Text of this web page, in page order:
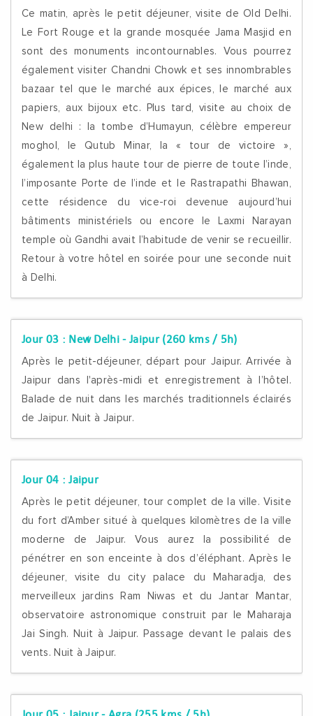
Ce matin, après le petit déjeuner, visite de Old Delhi.
Le Fort Rouge et la grande mosquée Jama Masjid en
sont des monuments incontournables. Vous pourrez
également visiter Chandni Chowk et ses innombrables
bazaar tel que le marché aux épices, le marché aux
papiers, aux bijoux etc. Plus tard, visite au choix de
New delhi : la tombe d’Humayun, célèbre empereur
moghol, le Qutub Minar, la « tour de victoire »,
également la plus haute tour de pierre de toute l’inde,
l’imposante Porte de l’inde et le Rastrapathi Bhawan,
cette résidence du vice-roi devenue aujourd’hui
bâtiments ministériels ou encore le Laxmi Narayan
temple où Gandhi avait l’habitude de venir se recueillir.
Retour à votre hôtel en soirée pour une seconde nuit
à Delhi.
Jour 03 : New Delhi - Jaipur (260 kms / 5h)
Après le petit-déjeuner, départ pour Jaipur. Arrivée à
Jaipur dans l'après-midi et enregistrement à l’hôtel.
Balade de nuit dans les marchés traditionnels éclairés
de Jaipur. Nuit à Jaipur.
Jour 04 : Jaipur
Après le petit déjeuner, tour complet de la ville. Visite
du fort d’Amber situé à quelques kilomètres de la ville
moderne de Jaipur. Vous aurez la possibilité de
pénétrer en son enceinte à dos d’éléphant. Après le
déjeuner, visite du city palace du Maharadja, des
merveilleux jardins Ram Niwas et du Jantar Mantar,
observatoire astronomique construit par le Maharaja
Jai Singh. Nuit à Jaipur. Passage devant le palais des
vents. Nuit à Jaipur.